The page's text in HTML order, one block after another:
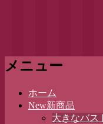
メニュー
ホーム
New新商品
大きなバス